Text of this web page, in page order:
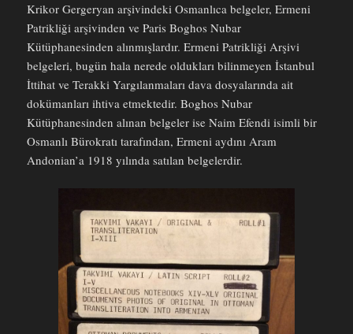
Krikor Gergeryan arşivindeki Osmanlıca belgeler, Ermeni
Patrikliği arşivinden ve Paris Boghos Nubar
Kütüphanesinden alınmışlardır. Ermeni Patrikliği Arşivi
belgeleri, bugün hala nerede oldukları bilinmeyen İstanbul
İttihat ve Terakki Yargılanmaları dava dosyalarında ait
dokümanları ihtiva etmektedir. Boghos Nubar
Kütüphanesinden alınan belgeler ise Naim Efendi isimli bir
Osmanlı Bürokratı tarafından, Ermeni aydını Aram
Andonian’a 1918 yılında satılan belgelerdir.